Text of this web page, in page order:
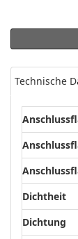
Technische
Dichtheit
Dichtung